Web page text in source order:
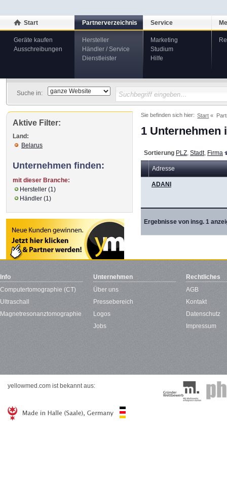
Start
Geräte kaufen
Ausschreibungen
Partnerverzeichnis
Hersteller
Händler / Service
Dienstleister
Service
Marketing
Studium
Hilfe
Suche in:
Sie befinden sich hier: Start
1 Unternehmen
Sortierung PLZ Stadt, Firma
Adresse
Ergebnisse von insg. 1
ADANI
Aktive Filter:
Land:
Belarus
Unternehmen finden:
mit dieser Branche:
Hersteller (1)
Händler (1)
Info
Computertomographie (CT)
Ultraschall
Magnetresonanztomographie
Unternehmen
Über uns
Pressebereich
Logos
Jobs
Rechtliches
AGB
Kontakt
Datenschutz
Impressum
yellowmed.com ist bekannt aus: